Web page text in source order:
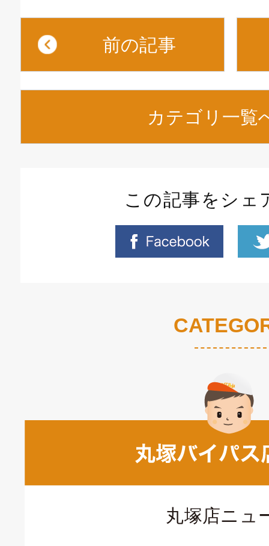
前の記事
カテゴリ一覧
この記事をシェ
丸塚店ニュ